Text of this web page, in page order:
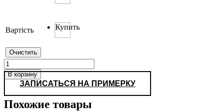
Вартість Купить
Очистить
Количество
товара
L
3
В корзину
ЗАПИСАТЬСЯ НА ПРИМЕРКУ
Похожие товары